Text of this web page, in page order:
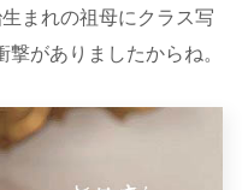
まれの祖母にクラス写
がありましたからね。